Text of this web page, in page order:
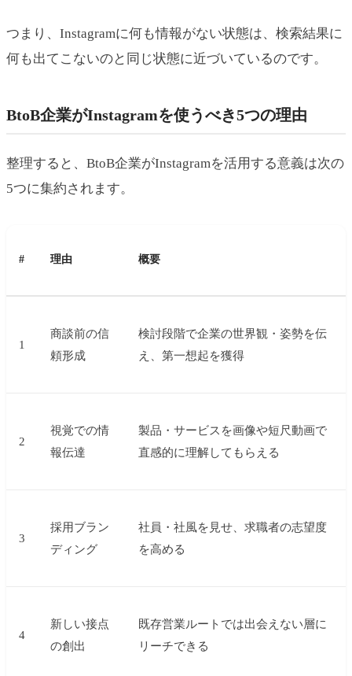
つまり、Instagramに何も情報がない状態は、検索結果に
何も出てこないのと同じ状態に近づいているのです。
BtoB企業がInstagramを使うべき5つの理由
整理すると、BtoB企業がInstagramを活用する意義は次の
5つに集約されます。
# 理由 概要
1
商談前の信
頼形成
検討段階で企業の世界観・姿勢を伝
え、第一想起を獲得
2
視覚での情
報伝達
製品・サービスを画像や短尺動画で
直感的に理解してもらえる
3
採用ブラン
ディング
社員・社風を見せ、求職者の志望度
を高める
4
新しい接点
の創出
既存営業ルートでは出会えない層に
リーチできる